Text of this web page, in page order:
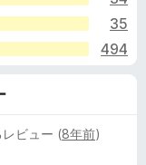
35
494
レビュー (8年前)